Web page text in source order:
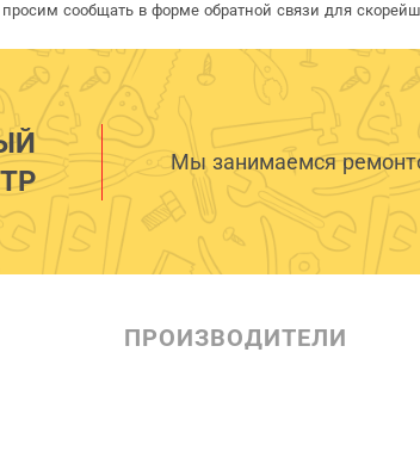
сообщать в форме обратной связи для
Мы занимаемся
ПРОИЗВОДИТЕЛИ